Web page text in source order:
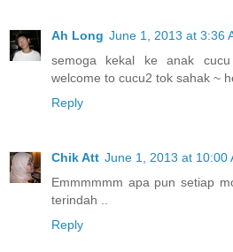
Ah Long June 1, 2013 at 3:36
semoga kekal ke anak
welcome to cucu2 tok sahak ~
Reply
Chik Att June 1, 2013 at 10:00
Emmmmmm apa pun setiap
terindah ..
Reply